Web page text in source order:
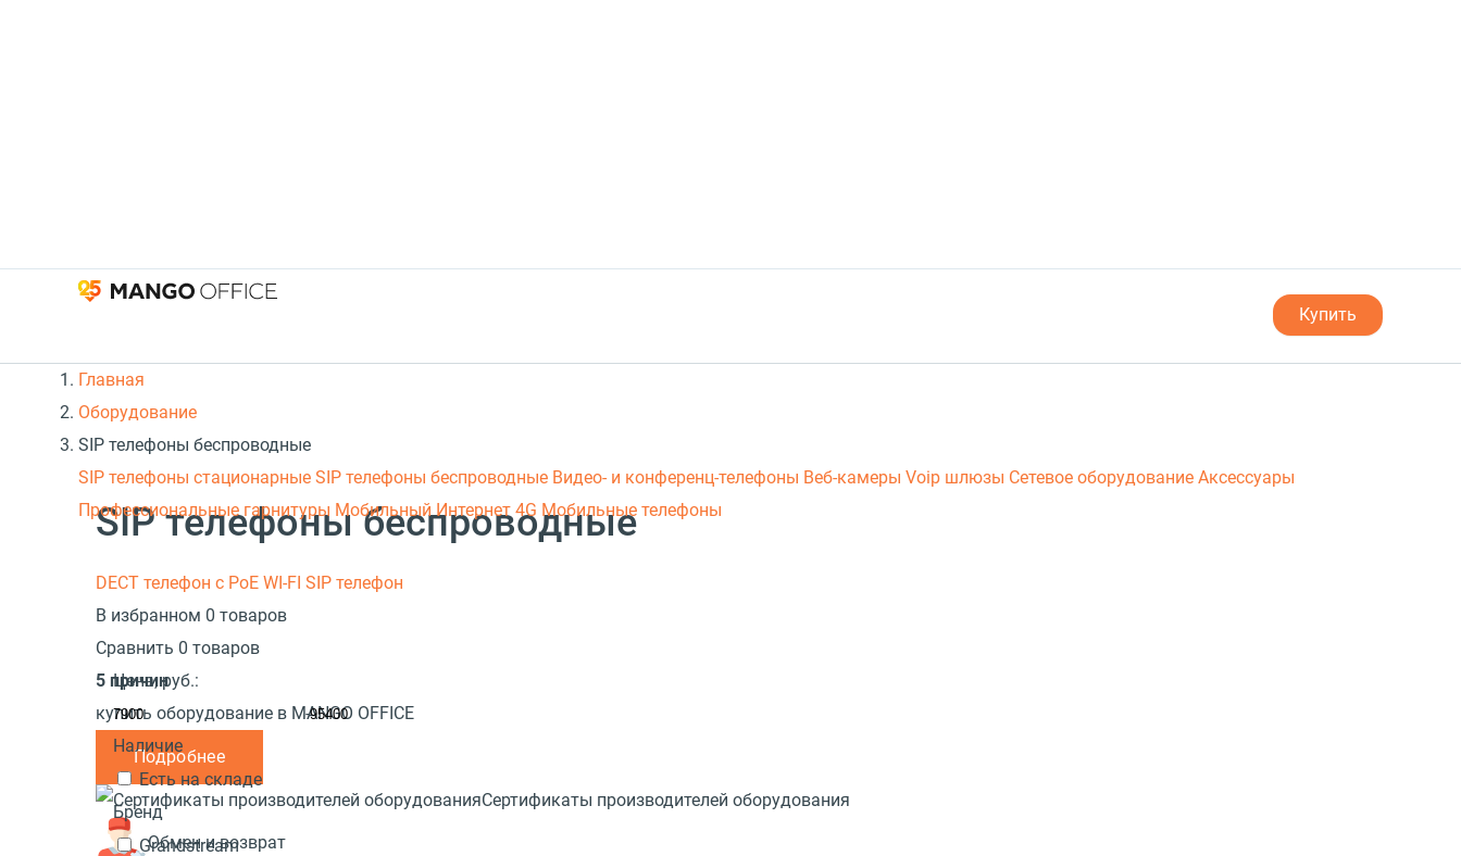
Купить
Главная
Оборудование
SIP телефоны беспроводные
SIP телефоны стационарные SIP телефоны беспроводные Видео- и конференц-телефоны Веб-камеры Voip шлюзы Сетевое оборудование Аксессуары
Профессиональные гарнитуры Мобильный Интернет 4G Мобильные телефоны
SIP телефоны беспроводные
DECT телефон с PoE WI-FI SIP телефон
В избранном 0 товаров
Сравнить 0 товаров
Цена, руб.:
-
Наличие
Есть на складе
Бренд
Grandstream
5 причин
купить оборудование в MANGO OFFICE
Подробнее
Сертификаты производителей оборудования
Обмен и возврат